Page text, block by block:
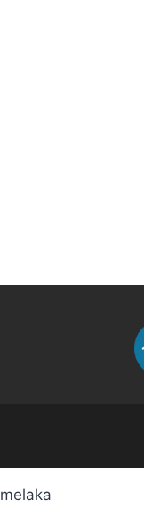
melaka